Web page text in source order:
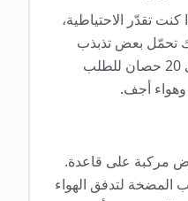
كنت تقدّر الاحتياطية،
تحمّل بعض تذبذب
الضغط. اختر ضاغط حلزوني 20 حصان للطلب
طول × 1.1 م عرض مركبة على قاعدة.
على جانب المضخة لتدفق الهواء